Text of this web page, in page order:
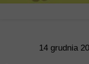
14 grudnia